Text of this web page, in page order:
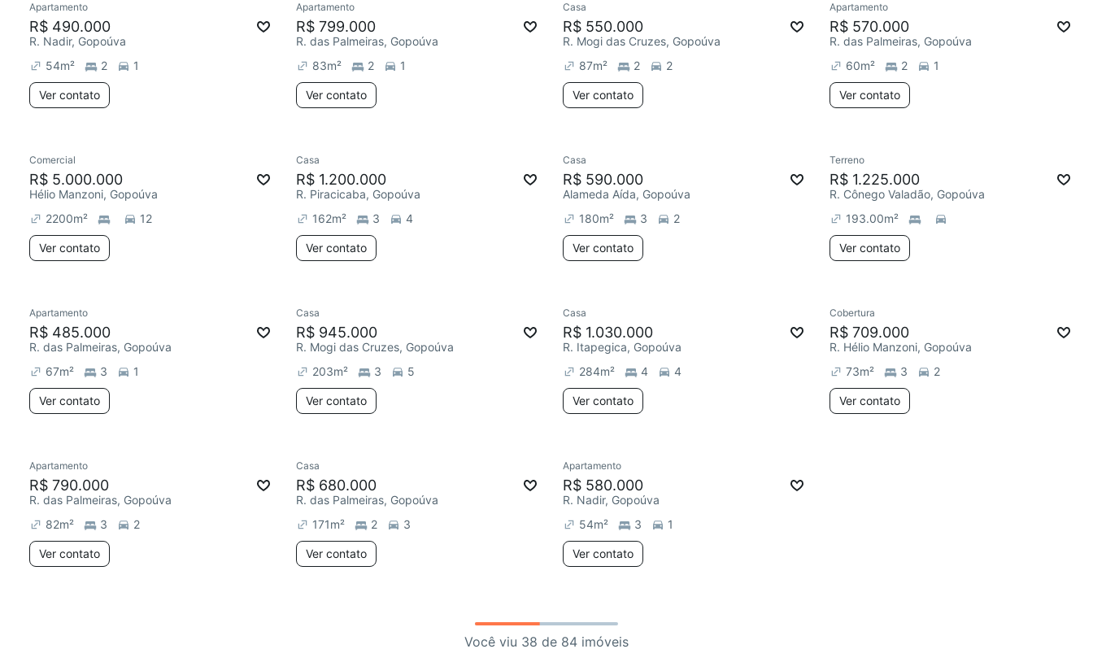
Apartamento
R$ 490.000
R. Nadir, Gopoúva
54m² 2 1
Ver contato
Apartamento
R$ 799.000
R. das Palmeiras, Gopoúva
83m² 2 1
Ver contato
Casa
R$ 550.000
R. Mogi das Cruzes, Gopoúva
87m² 2 2
Ver contato
Apartamento
R$ 570.000
R. das Palmeiras, Gopoúva
60m² 2 1
Ver contato
Comercial
R$ 5.000.000
Hélio Manzoni, Gopoúva
2200m² 12
Ver contato
Casa
R$ 1.200.000
R. Piracicaba, Gopoúva
162m² 3 4
Ver contato
Casa
R$ 590.000
Alameda Aída, Gopoúva
180m² 3 2
Ver contato
Terreno
R$ 1.225.000
R. Cônego Valadão, Gopoúva
193.00m²
Ver contato
Apartamento
R$ 485.000
R. das Palmeiras, Gopoúva
67m² 3 1
Ver contato
Casa
R$ 945.000
R. Mogi das Cruzes, Gopoúva
203m² 3 5
Ver contato
Casa
R$ 1.030.000
R. Itapegica, Gopoúva
284m² 4 4
Ver contato
Cobertura
R$ 709.000
R. Hélio Manzoni, Gopoúva
73m² 3 2
Ver contato
Apartamento
R$ 790.000
R. das Palmeiras, Gopoúva
82m² 3 2
Ver contato
Casa
R$ 680.000
R. das Palmeiras, Gopoúva
171m² 2 3
Ver contato
Apartamento
R$ 580.000
R. Nadir, Gopoúva
54m² 3 1
Ver contato
Você viu 38 de 84 imóveis